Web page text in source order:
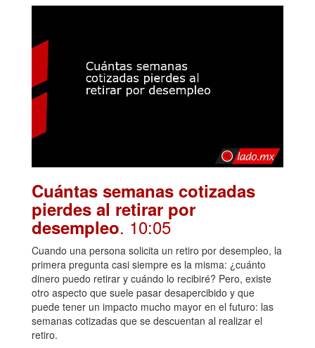
Cuántas semanas cotizadas
pierdes al retirar por
desempleo. 10:05
Cuando una persona solicita un retiro por desempleo, la
primera pregunta casi siempre es la misma: ¿cuánto
dinero puedo retirar y cuándo lo recibiré? Pero, existe
otro aspecto que suele pasar desapercibido y que
puede tener un impacto mucho mayor en el futuro: las
semanas cotizadas que se descuentan al realizar el
retiro.